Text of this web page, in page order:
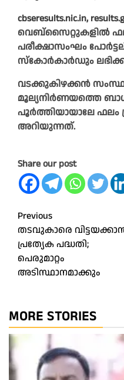
cbseresults.nic.in,
വെബ്സൈറ്റുകളിൽ
പരീക്ഷാസംഘം
സ്കോർകാർഡും
വടക്കുകിഴക്കൻ
മൂല്യനിർണയത്തെ
പൂർത്തിയായാലേ ഫലം
അറിയുന്നത്.
Share our post
Post
navigation
Previous
തടവുകാരെ
പ്രത്യേക പദ്ധതി;
പെരുമാറ്റം
അടിസ്ഥാനമാക്കും
MORE STORIES